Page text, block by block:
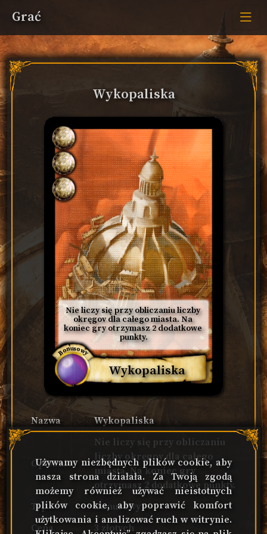
Grać
Wykopaliska
Wykopaliska
Nie liczy się przy obliczaniu liczby
okręgov dla całego miasta. Na
koniec gry otrzymasz 2 dodatkowe
punkty.
Bonusowy
Nazwa Wykopaliska
Opisanie
Nie liczy się przy obliczaniu
liczby okręgov dla całego
miasta. Na koniec gry
otrzymasz 2 dodatkowe punkty.
Typ
Bonusowy
Cena
3 złotych
Używamy niezbędnych plików cookie, aby
nasza strona działała. Za Twoją zgodą
możemy również używać nieistotnych
plików cookie, aby poprawić komfort
użytkowania i analizować ruch w witrynie.